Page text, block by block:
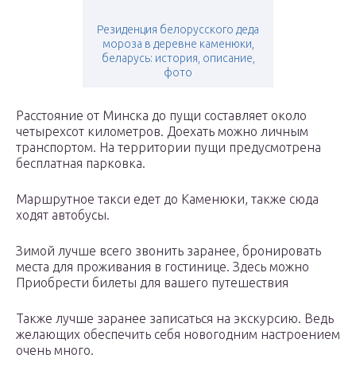
Резиденция белорусского деда
мороза в деревне каменюки,
беларусь: история, описание,
фото
Расстояние от Минска до пущи составляет около
четырехсот километров. Доехать можно личным
транспортом. На территории пущи предусмотрена
бесплатная парковка.
Маршрутное такси едет до Каменюки, также сюда
ходят автобусы.
Зимой лучше всего звонить заранее, бронировать
места для проживания в гостинице. Здесь можно
Приобрести билеты для вашего путешествия
Также лучше заранее записаться на экскурсию. Ведь
желающих обеспечить себя новогодним настроением
очень много.